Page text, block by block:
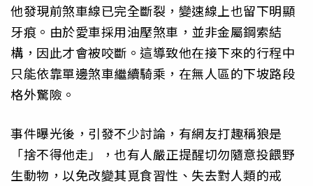
他發現前煞車線已完全斷裂，變速線上也留下明顯
牙痕。由於愛車採用油壓煞車，並非金屬鋼索結
構，因此才會被咬斷。這導致他在接下來的行程中
只能依靠單邊煞車繼續騎乘，在無人區的下坡路段
格外驚險。
事件曝光後，引發不少討論，有網友打趣稱狼是
「捨不得他走」，也有人嚴正提醒切勿隨意投餵野
生動物，以免改變其覓食習性、失去對人類的戒